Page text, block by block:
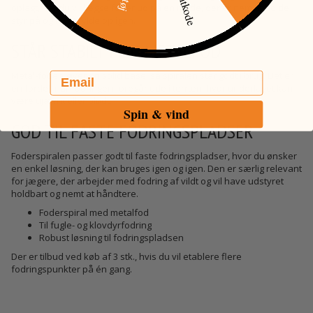
oplagt, når du vil lægge foder ud på en måde, der er nem at holde
styr på og let at fylde op igen.
STÅR STABILT MED METALFOD
Metal-foden giver en solid base, så spiralen står godt i brug. Det er
en fordel, når fodringen foregår ude i terræn, hvor underlaget kan
være ujævnt eller blødt.
GOD TIL FASTE FODRINGSPLADSER
Foderspiralen passer godt til faste fodringspladser, hvor du ønsker
en enkel løsning, der kan bruges igen og igen. Den er særlig relevant
for jægere, der arbejder med fodring af vildt og vil have udstyret
holdbart og nemt at håndtere.
Foderspiral med metalfod
Til fugle- og klovdyrfodring
Robust løsning til fodringspladsen
Der er tilbud ved køb af 3 stk., hvis du vil etablere flere
fodringspunkter på én gang.
Email
Spin & vind